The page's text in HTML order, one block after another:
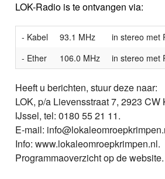
LOK-Radio is te ontvangen via:
- Kabel 93.1 MHz
in stereo met
- Ether
106.0 MHz in stereo met
Heeft u berichten, stuur deze naar:
LOK, p/a Lievensstraat 7, 2923 CW
IJssel, tel: 0180 55 21 11.
E-mail:
Info: www.lokaleomroepkrimpen.nl.
Programmaoverzicht op de website.